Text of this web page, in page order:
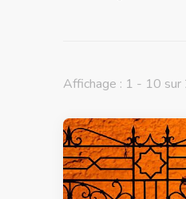
Affichage : 1 - 10 sur